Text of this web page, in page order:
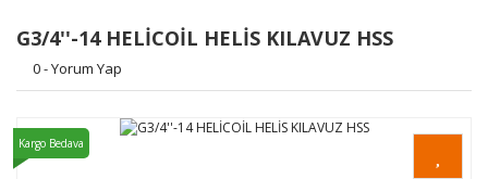
G3/4''-14 HELİCOİL HELİS KILAVUZ HSS
0 - Yorum Yap
Kargo Bedava